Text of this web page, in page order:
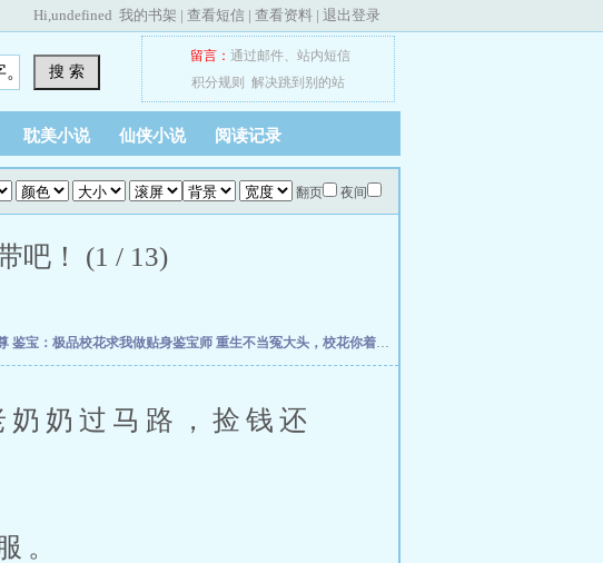
Hi,undefined 我的书架 | 查看短信 | 查看资料 | 退出登录
搜 索
留言： 通过邮件、 站内短信
积分规则
解决跳到别的站
耽美小说 仙侠小说 阅读记录
翻页 夜间
吧！ (1 / 13)
鉴宝：极品校花求我做贴身鉴宝师 重生不当冤大头，校花你着急啥？
奶过马路，捡钱还
。